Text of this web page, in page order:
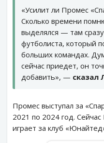
«Усилит ли Промес
Сколько времени
выделялся — там
футболиста, который
больших командах.
сейчас приедет, он
добавить», — сказал
Промес выступал за
2021 по 2024 год.
играет за клуб